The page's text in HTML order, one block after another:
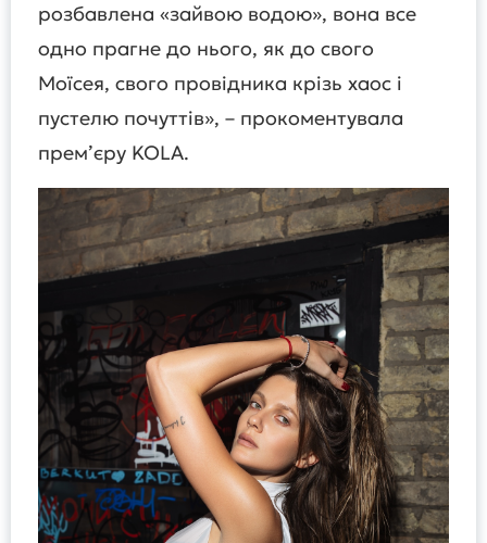
розбавлена «зайвою водою», вона все
одно прагне до нього, як до свого
Моїсея, свого провідника крізь хаос і
пустелю почуттів», – прокоментувала
прем’єру KOLA.